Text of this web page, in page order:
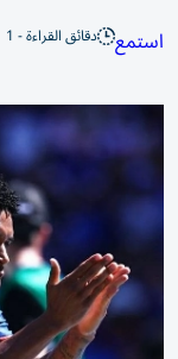
استمع دقائق القراءة - 1